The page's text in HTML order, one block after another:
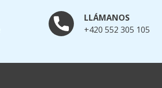
LLÁMANOS
+420 552 305 105